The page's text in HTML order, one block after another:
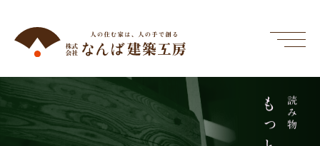
読み物